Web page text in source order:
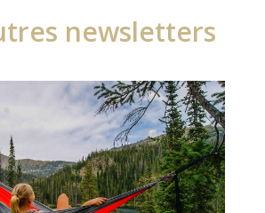
newsletters